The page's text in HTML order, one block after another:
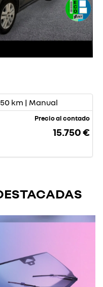
km | Manual
Precio al contado
15.750 €